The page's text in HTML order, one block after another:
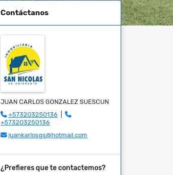
Contáctanos
JUAN CARLOS GONZALEZ SUESCUN
+573203250136
+573203250136
juankarlosgs@hotmail.com
¿Prefieres que te contactemos?